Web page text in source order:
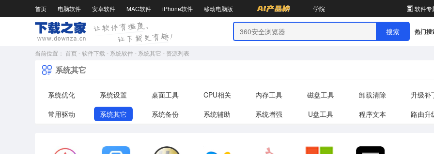
首页 电脑软件 安卓软件 MAC软件 iPhone软件 移动电脑版 学院 软件专
热门搜
当前位置： 首页-软件下载 - 系统软件- 系统其它 - 资源列表
系统其它
系统优化 系统设置 桌面工具 CPU相关 内存工具 磁盘工具 卸载清除
升级补
常用驱动
系统其它 系统备份 系统辅助 系统增强 U盘工具 程序文本 路由升